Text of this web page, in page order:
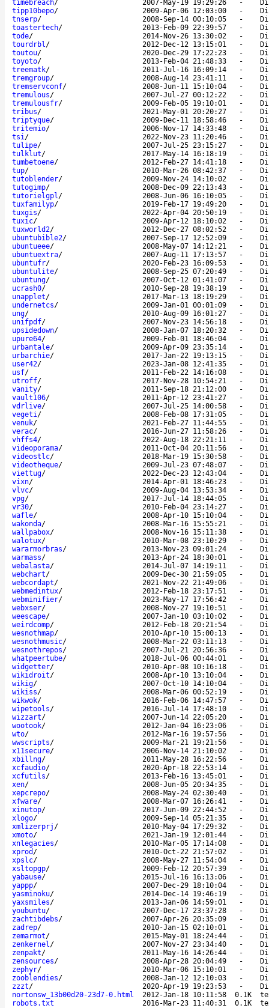
timebreach/ 2007-May-19 19:29:26 -
tipp10bepo/ 2009-Apr-06 12:03:00 -
tnserp/ 2008-Sep-14 00:10:05 -
toastertech/ 2013-Feb-09 22:39:57 -
tode/ 2014-Nov-26 13:30:02 -
tourdrbl/ 2012-Dec-12 13:15:01 -
toutou/ 2020-Dec-29 17:22:23 -
toyoto/ 2013-Feb-04 21:48:33 -
treematk/ 2011-Jul-16 16:09:14 -
tremgroup/ 2008-Aug-14 23:41:11 -
tremservconf/ 2008-Jun-11 15:10:04 -
tremulous/ 2007-Jul-27 00:12:22 -
tremulousfr/ 2009-Feb-05 19:10:01 -
tribus/ 2021-May-01 20:20:27 -
triptyque/ 2009-Dec-11 18:58:46 -
tritemio/ 2006-Nov-17 14:33:48 -
tsi/ 2022-Nov-23 11:20:46 -
tulipe/ 2007-Jul-25 23:15:27 -
tulklut/ 2017-May-14 16:18:19 -
tumbetoene/ 2012-Feb-27 14:41:18 -
tup/ 2010-Mar-26 08:42:37 -
tutoblender/ 2009-Nov-24 14:10:02 -
tutogimp/ 2008-Dec-09 22:13:43 -
tutorielgpl/ 2008-Jun-06 16:10:05 -
tuxfamilyp/ 2019-Feb-17 19:49:20 -
tuxgis/ 2022-Apr-04 20:50:19 -
tuxic/ 2009-Apr-12 18:10:02 -
tuxworld2/ 2012-Dec-27 08:02:52 -
ubuntubible2/ 2007-Sep-17 12:52:09 -
ubuntueee/ 2008-May-07 14:12:21 -
ubuntuextra/ 2007-Aug-11 17:13:57 -
ubuntufr/ 2020-Feb-23 16:09:53 -
ubuntulite/ 2008-Sep-25 07:20:49 -
ubuntung/ 2007-Oct-12 01:41:07 -
ucrash0/ 2010-Sep-28 19:38:19 -
unapplet/ 2017-Mar-13 18:19:29 -
undernetcs/ 2009-Jan-01 00:01:09 -
ung/ 2010-Aug-09 16:01:27 -
unifpdf/ 2007-Nov-23 14:56:18 -
upsidedown/ 2008-Jan-07 18:20:32 -
upure64/ 2009-Feb-01 18:46:04 -
urbantale/ 2009-Apr-09 23:35:14 -
urbarchie/ 2017-Jan-22 19:13:15 -
user42/ 2023-Jan-08 12:41:35 -
usf/ 2011-Feb-22 14:16:08 -
utroff/ 2017-Nov-28 10:54:21 -
vanity/ 2011-Sep-18 21:12:00 -
vault106/ 2011-Apr-12 23:41:27 -
vdrlive/ 2007-Jul-25 14:00:58 -
vegeti/ 2008-Feb-08 17:31:05 -
venuk/ 2021-Feb-27 11:44:55 -
verac/ 2016-Jun-27 11:58:26 -
vhffs4/ 2022-Aug-18 22:21:11 -
videoporama/ 2011-Oct-04 20:11:56 -
videostlc/ 2018-Mar-19 15:30:58 -
videotheque/ 2009-Jul-23 07:48:07 -
viettug/ 2022-Dec-23 12:43:04 -
vixn/ 2014-Apr-01 18:46:23 -
vlvc/ 2009-Aug-04 13:53:34 -
vpg/ 2017-Jul-14 18:44:05 -
vr30/ 2010-Feb-04 23:14:27 -
wafle/ 2008-Apr-10 15:10:04 -
wakonda/ 2008-Mar-16 15:55:21 -
wallpabox/ 2008-Nov-16 15:11:38 -
walotux/ 2010-Mar-08 23:10:29 -
wararmorbras/ 2013-Nov-23 09:01:24 -
warmass/ 2013-Apr-24 18:30:01 -
webalasta/ 2014-Jul-07 14:19:11 -
webchart/ 2009-Dec-30 21:59:05 -
webcordapt/ 2021-Nov-22 21:49:06 -
webmedintux/ 2012-Feb-18 23:17:51 -
webminifier/ 2023-May-17 17:56:42 -
webxser/ 2008-Nov-27 19:10:51 -
weescape/ 2007-Jan-10 03:10:02 -
weirdcomp/ 2012-Feb-18 20:21:54 -
wesnothmap/ 2010-Apr-10 15:00:13 -
wesnothmusic/ 2008-Mar-22 03:11:13 -
wesnothrepos/ 2007-Jul-21 20:56:36 -
whatpeertube/ 2018-Jul-06 00:44:01 -
widgetter/ 2010-Apr-08 10:16:18 -
wikidroit/ 2008-Apr-10 13:10:04 -
wikig/ 2007-Oct-10 14:10:04 -
wikiss/ 2008-Mar-06 00:52:19 -
wikwok/ 2016-Feb-06 14:47:57 -
wipetools/ 2016-Jul-14 17:48:10 -
wizzart/ 2007-Jun-14 22:05:20 -
wootook/ 2012-Jan-04 16:23:06 -
wto/ 2012-Mar-16 19:57:56 -
wwscripts/ 2009-Mar-21 19:21:56 -
x11secure/ 2006-Nov-14 21:10:02 -
xbillng/ 2011-May-28 16:22:56 -
xcfaudio/ 2020-Apr-18 22:53:14 -
xcfutils/ 2013-Feb-16 13:45:01 -
xen/ 2008-Jun-05 20:34:35 -
xepcrepo/ 2008-May-24 02:30:40 -
xfware/ 2008-Mar-07 16:26:41 -
xinutop/ 2017-Jun-09 22:44:52 -
xlogo/ 2009-Sep-14 05:21:35 -
xmlizerprj / 2010-May-04 17:29:32 -
xmoto/ 2021-Jan-19 12:01:44 -
xnlegacies/ 2010-Mar-05 17:14:08 -
xprod / 2010-Oct-22 21:57:02 -
xpslc/ 2008-May-27 11:54:04 -
xsltopgp/ 2009-Feb-12 20:57:39 -
yabause/ 2015-Jul-16 16:13:06 -
yappp/ 2007-Dec-29 18:10:04 -
yasminoku/ 2014-Dec-14 19:46:19 -
yaxsmiles/ 2013-Jan-06 14:59:01 -
youbuntu/ 2007-Dec-17 23:37:28 -
zachtibdebs/ 2007-Apr-26 20:35:09 -
zadrep/ 2010-Jan-15 02:10:01 -
zemarmot/ 2015-May-01 18:24:44 -
zenkernel/ 2007-Nov-27 23:34:40 -
zenpakt/ 2011-May-16 14:26:44 -
zensources/ 2008-Apr-28 20:04:49 -
zephyr/ 2010-Mar-06 15:10:01 -
zooblendies/ 2008-Jan-12 12:10:03 -
zzzt/ 2020-Apr-19 19:23:53 -
nortonsw_13b00d20-23d7-0.html
2012-Jan-18 10:11:58 0.1K
robots.txt
2016-Mar-23 11:40:31 0.1K